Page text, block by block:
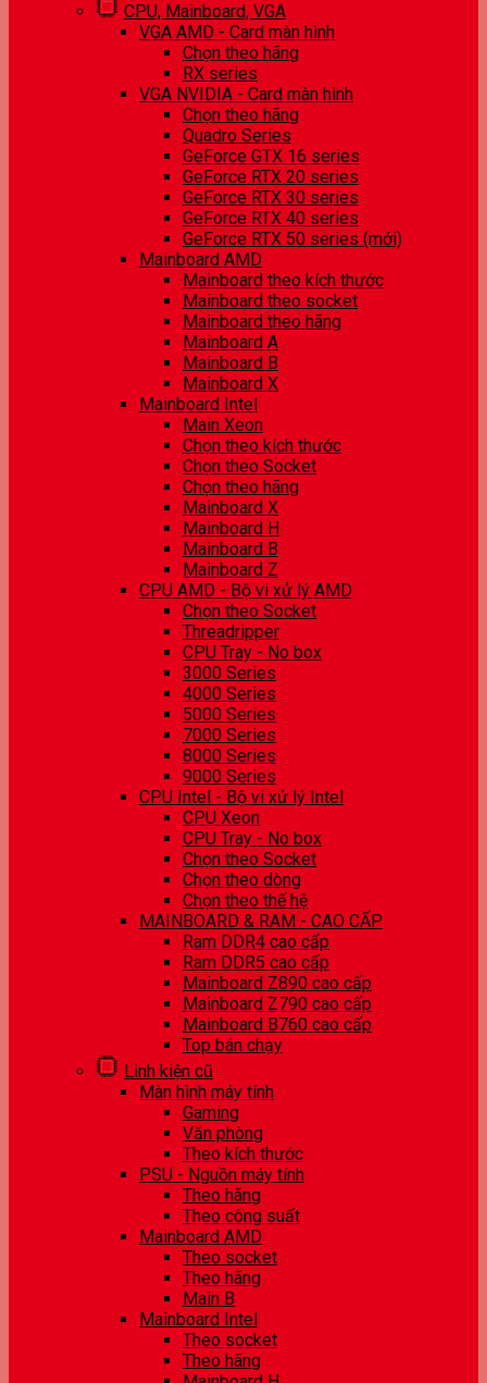
CPU, Mainboard, VGA
VGA AMD - Card màn hình
Chọn theo hãng
RX series
VGA NVIDIA - Card màn hình
Chọn theo hãng
Quadro Series
GeForce GTX 16 series
GeForce RTX 20 series
GeForce RTX 30 series
GeForce RTX 40 series
GeForce RTX 50 series (mới)
Mainboard AMD
Mainboard theo kích thước
Mainboard theo socket
Mainboard theo hãng
Mainboard A
Mainboard B
Mainboard X
Mainboard Intel
Main Xeon
Chọn theo kích thước
Chọn theo Socket
Chọn theo hãng
Mainboard X
Mainboard H
Mainboard B
Mainboard Z
CPU AMD - Bộ vi xử lý AMD
Chọn theo Socket
Threadripper
CPU Tray - No box
3000 Series
4000 Series
5000 Series
7000 Series
8000 Series
9000 Series
CPU Intel - Bộ vi xử lý Intel
CPU Xeon
CPU Tray - No box
Chọn theo Socket
Chọn theo dòng
Chọn theo thế hệ
MAINBOARD & RAM - CAO CẤP
Ram DDR4 cao cấp
Ram DDR5 cao cấp
Mainboard Z890 cao cấp
Mainboard Z790 cao cấp
Mainboard B760 cao cấp
Top bán chạy
Linh kiện cũ
Màn hình máy tính
Gaming
Văn phòng
Theo kích thước
PSU - Nguồn máy tính
Theo hãng
Theo công suất
Mainboard AMD
Theo socket
Theo hãng
Main B
Mainboard Intel
Theo socket
Theo hãng